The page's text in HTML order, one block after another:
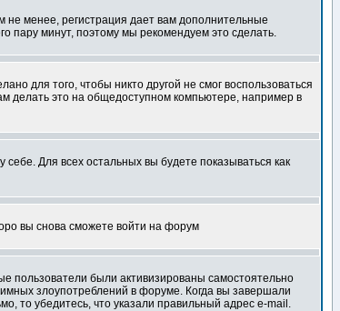
не менее, регистрация дает вам дополнительные
пару минут, поэтому мы рекомендуем это сделать.
для того, чтобы никто другой не смог воспользоваться
делать это на общедоступном компьютере, например в
Для всех остальных вы будете показываться как
вы снова сможете войти на форум
пользователи были активизированы самостоятельно
злоупотреблений в форуме. Когда вы завершали
то убедитесь, что указали правильный адрес e-mail.